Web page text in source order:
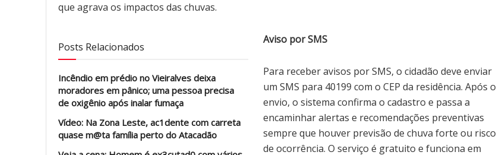
que agrava os impactos das chuvas.
Posts Relacionados
Incêndio em prédio no Vieiralves deixa
moradores em pânico; uma pessoa precisa
de oxigênio após inalar fumaça
Vídeo: Na Zona Leste, ac1dente com carreta
quase m@ta família perto do Atacadão
Aviso por SMS
Para receber avisos por SMS, o cidadão deve enviar
um SMS para 40199 com o CEP da residência. Após o
envio, o sistema confirma o cadastro e passa a
encaminhar alertas e recomendações preventivas
sempre que houver previsão de chuva forte ou risco
de ocorrência. O serviço é gratuito e funciona em